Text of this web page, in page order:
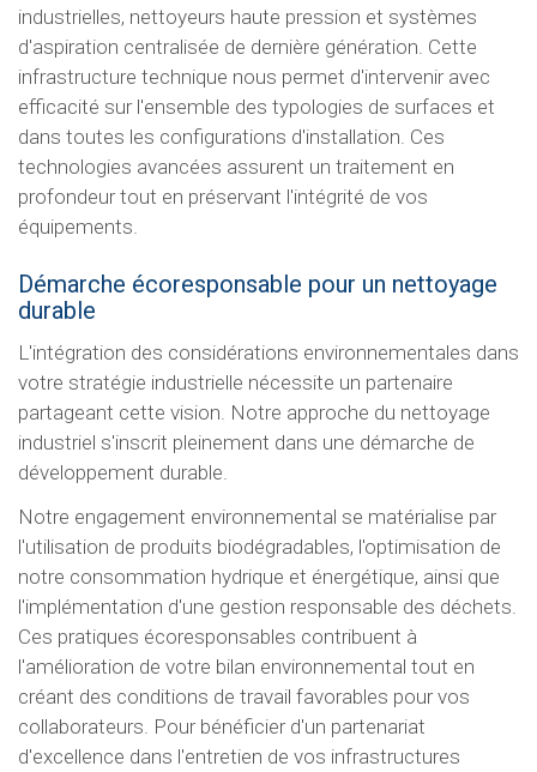
industrielles, nettoyeurs haute pression et systèmes
d'aspiration centralisée de dernière génération. Cette
infrastructure technique nous permet d'intervenir avec
efficacité sur l'ensemble des typologies de surfaces et
dans toutes les configurations d'installation. Ces
technologies avancées assurent un traitement en
profondeur tout en préservant l'intégrité de vos
équipements.
Démarche écoresponsable pour un nettoyage
durable
L'intégration des considérations environnementales dans
votre stratégie industrielle nécessite un partenaire
partageant cette vision. Notre approche du nettoyage
industriel s'inscrit pleinement dans une démarche de
développement durable.
Notre engagement environnemental se matérialise par
l'utilisation de produits biodégradables, l'optimisation de
notre consommation hydrique et énergétique, ainsi que
l'implémentation d'une gestion responsable des déchets.
Ces pratiques écoresponsables contribuent à
l'amélioration de votre bilan environnemental tout en
créant des conditions de travail favorables pour vos
collaborateurs. Pour bénéficier d'un partenariat
d'excellence dans l'entretien de vos infrastructures